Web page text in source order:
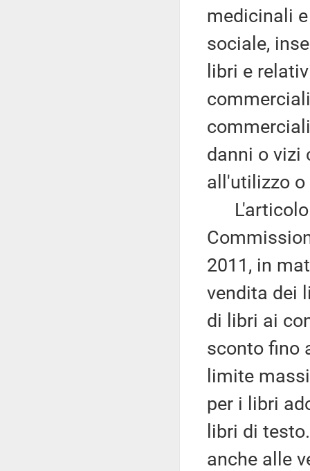
medicinali
sociale,
libri e
danni o vizi
all'utilizzo
L'articolo
2011, in
vendita dei
di libri ai
sconto fino
limite
per i libri
libri di
anche alle